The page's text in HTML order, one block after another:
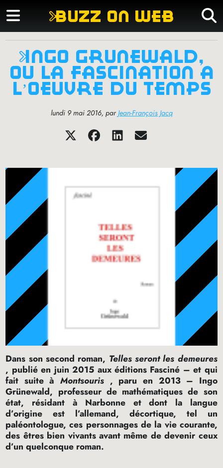
buzz on web
ingo grünewald,
ou la fascination à
l’oeuvre du temps
lundi 9 mai 2016, parJean-François Jacq
Dans son second roman, Telles seront les demeures
, publié en juin 2015 aux éditions Fasciné – et qui
fait suite àMontsouris , paru en 2013 – Ingo
Grünewald, professeur de mathématiques de son
état, résidant à Narbonne et dont la langue
d’origine est l’allemand, décortique, tel un
paléontologue, ces personnages de la vie courante,
des êtres bien vivants avant même de devenir ceux
d’un quelconque roman.